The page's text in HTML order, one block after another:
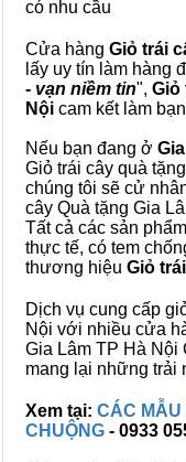
có nhu cầu
Cửa hàng Giỏ trái
lấy uy tín làm hàng
- vạn niềm tin", Giỏ
Nội cam kết làm
Nếu bạn đang ở
Giỏ trái cây quà
chúng tôi sẽ cử
cây Quà tặng Gia
Tất cả các sản
thực tế, có tem
thương hiệu Giỏ
Dịch vụ cung cấp
Nội với nhiều cửa
Gia Lâm TP Hà Nội
mang lại những trải
Xem tại: CÁC
CHUỘNG - 0933